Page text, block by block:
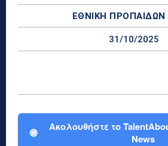
ΕΘΝΙΚΉ ΠΡΟΠΑΊΔΩΝ
31/10/2025
🌐
Ακολουθήστε το
News